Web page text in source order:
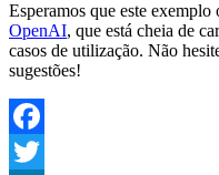
Esperamos que este exemplo
OpenAI, que está cheia de
casos de utilização. Não
sugestões!
Facebook